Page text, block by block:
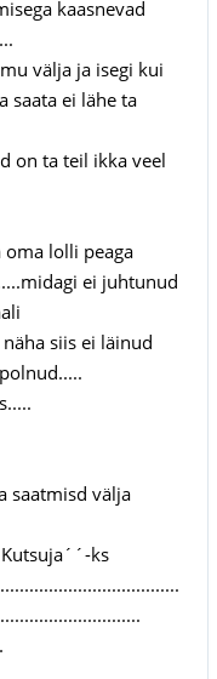
kaasnevad
välja ja isegi kui
saata ei lähe ta
on ta teil ikka veel
oma lolli peaga
ei juhtunud
siis ei läinud
saatmisd välja
ks